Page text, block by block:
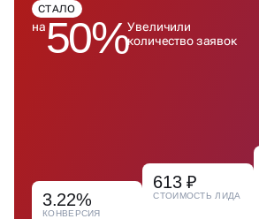
СТАЛО
на50%Увеличили
количество заявок
3.22%
КОНВЕРСИЯ
613 ₽
СТОИМОСТЬ ЛИДА